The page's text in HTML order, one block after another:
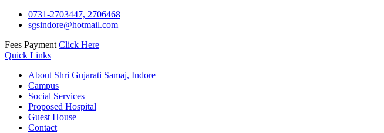
Skip
0731-2703447, 2706468
sgsindore@hotmail.com
Fees Payment Click Here
Quick Links
About Shri Gujarati Samaj, Indore
Campus
Social Services
Proposed Hospital
Guest House
Contact